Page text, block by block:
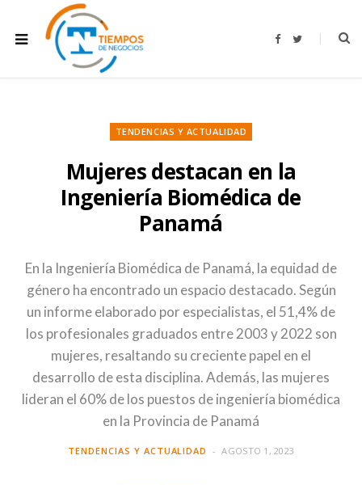
F
b
T
t
TENDENCIAS Y ACTUALIDAD
Mujeres destacan en la
Ingeniería Biomédica de
Panamá
En la Ingeniería Biomédica de Panamá, la equidad de
género ha encontrado un espacio destacado. Según
un informe elaborado por especialistas, el 51,4% de
los profesionales graduados entre 2003 y 2022 son
mujeres, resaltando su creciente papel en el
desarrollo de esta disciplina. Además, las mujeres
lideran el 60% de los puestos de ingeniería biomédica
en la Provincia de Panamá
TENDENCIAS Y ACTUALIDAD AGOSTO 1, 2023